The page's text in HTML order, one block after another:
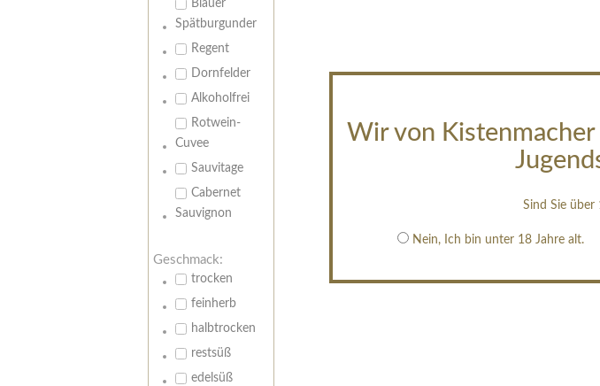
Wir von
Sind Sie über
Nein, Ich bin unter 18 Jahre alt.
Blauer
Spätburgunder
Regent
Dornfelder
Alkoholfrei
Rotwein-
Cuvee
Sauvitage
Cabernet
Sauvignon
Geschmack:
trocken
feinherb
halbtrocken
restsüß
edelsüß